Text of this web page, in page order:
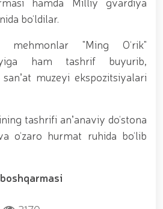
// General-polkovnik
“Temurbeklar maktabi”
qo‘mondoni, general-
Sirdaryo va Jizzax viloyatida
bordi // “Harbiy taʼlim tizimida
texnologiyalarni rivojlantirish
respublika harbiy ilmiy-
polkovnik B.Tashmatov ilk
tumanida amalga
va Buxoro viloyatalarida
va jamoat xavfsizligini
oid ustuvor vazifalar
Milliy gvardiya qoʻmondoni
Oʻzbekiston huquqni
bo‘ldilar.
mehmonlar "Ming O‘rik"
ham tashrif buyurib,
muzeyi ekspozitsiyalari
tashrifi anʼanaviy do‘stona
o‘zaro hurmat ruhida bo‘lib